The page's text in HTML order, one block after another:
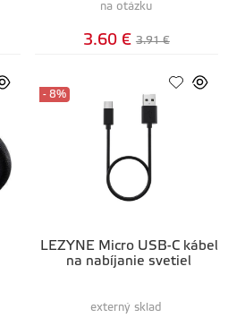
na otázku
3.60 € 3.91 €
LEZYNE Micro USB-C kábel
na nabíjanie svetiel
- 8%
externý sklad